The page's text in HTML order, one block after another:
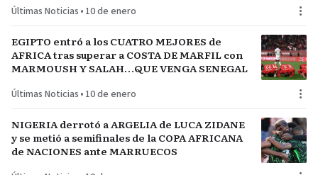
Últimas Noticias • 10 de enero
EGIPTO entró a los CUATRO MEJORES de
AFRICA tras superar a COSTA DE MARFIL con
MARMOUSH Y SALAH…QUE VENGA SENEGAL
Últimas Noticias • 10 de enero
NIGERIA derrotó a ARGELIA de LUCA ZIDANE
y se metió a semifinales de la COPA AFRICANA
de NACIONES ante MARRUECOS